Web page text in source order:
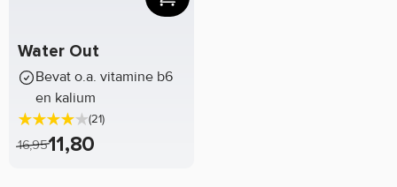
Water Out
Bevat o.a. vitamine b6
en kalium
(21)
16,9511,80